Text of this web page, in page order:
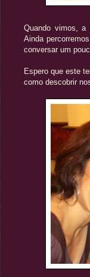
Quando vimos, a
Ainda
conversar um
Espero que este
como descobrir